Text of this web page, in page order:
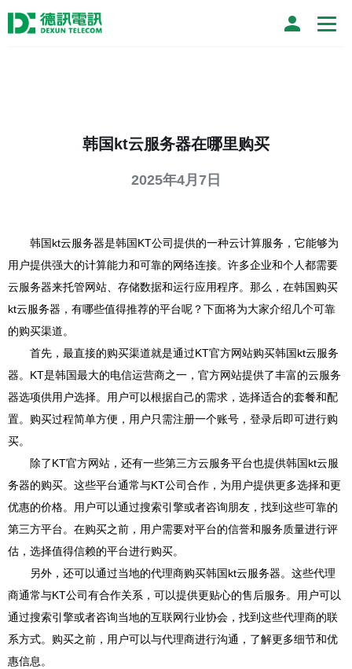
韩国kt云服务器在哪里购买
2025年4月7日
韩国kt云服务器是韩国KT公司提供的一种云计算服务，它能够为
用户提供强大的计算能力和可靠的网络连接。许多企业和个人都需要
云服务器来托管网站、存储数据和运行应用程序。那么，在韩国购买
kt云服务器，有哪些值得推荐的平台呢？下面将为大家介绍几个可靠
的购买渠道。
首先，最直接的购买渠道就是通过KT官方网站购买韩国kt云服务
器。KT是韩国最大的电信运营商之一，官方网站提供了丰富的云服务
器选项供用户选择。用户可以根据自己的需求，选择适合的套餐和配
置。购买过程简单方便，用户只需注册一个账号，登录后即可进行购
买。
除了KT官方网站，还有一些第三方云服务平台也提供韩国kt云服
务器的购买。这些平台通常与KT公司合作，为用户提供更多选择和更
优惠的价格。用户可以通过搜索引擎或者咨询朋友，找到这些可靠的
第三方平台。在购买之前，用户需要对平台的信誉和服务质量进行评
估，选择值得信赖的平台进行购买。
另外，还可以通过当地的代理商购买韩国kt云服务器。这些代理
商通常与KT公司有合作关系，可以提供更贴心的售后服务。用户可以
通过搜索引擎或者咨询当地的互联网行业协会，找到这些代理商的联
系方式。购买之前，用户可以与代理商进行沟通，了解更多细节和优
惠信息。